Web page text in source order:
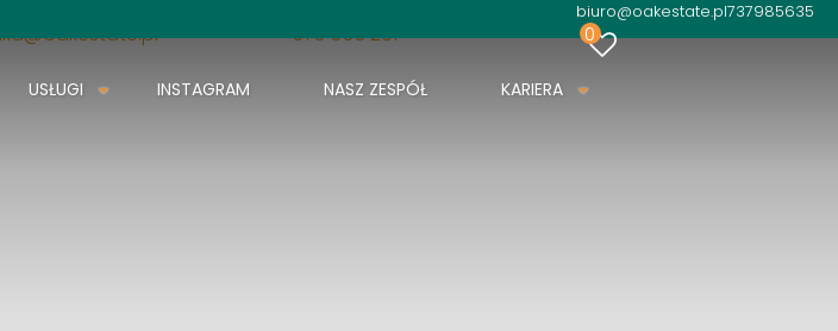
biuro@oakestate.pl737985635
0
USŁUGI INSTAGRAM NASZ ZESPÓŁ KARIERA
573 555 261